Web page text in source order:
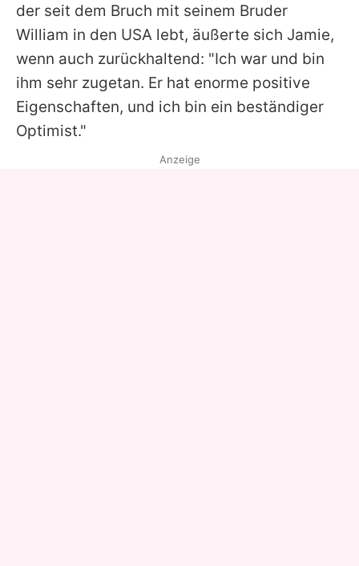
der seit dem Bruch mit seinem Bruder
William in den USA lebt, äußerte sich Jamie,
wenn auch zurückhaltend: "Ich war und bin
ihm sehr zugetan. Er hat enorme positive
Eigenschaften, und ich bin ein beständiger
Optimist."
Anzeige